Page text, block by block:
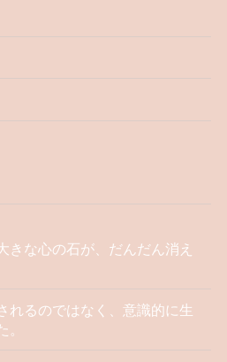
きな心の石が、だんだん消え
れるのではなく、意識的に生